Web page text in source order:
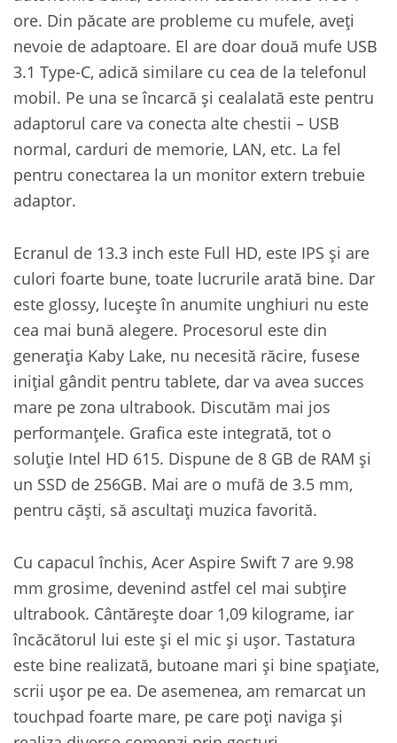
ore. Din păcate are probleme cu mufele, aveți
nevoie de adaptoare. El are doar două mufe USB
3.1 Type-C, adică similare cu cea de la telefonul
mobil. Pe una se încarcă și cealalată este pentru
adaptorul care va conecta alte chestii – USB
normal, carduri de memorie, LAN, etc. La fel
pentru conectarea la un monitor extern trebuie
adaptor.
Ecranul de 13.3 inch este Full HD, este IPS și are
culori foarte bune, toate lucrurile arată bine. Dar
este glossy, lucește în anumite unghiuri nu este
cea mai bună alegere. Procesorul este din
generația Kaby Lake, nu necesită răcire, fusese
inițial gândit pentru tablete, dar va avea succes
mare pe zona ultrabook. Discutăm mai jos
performanțele. Grafica este integrată, tot o
soluție Intel HD 615. Dispune de 8 GB de RAM și
un SSD de 256GB. Mai are o mufă de 3.5 mm,
pentru căști, să ascultați muzica favorită.
Cu capacul închis, Acer Aspire Swift 7 are 9.98
mm grosime, devenind astfel cel mai subțire
ultrabook. Cântărește doar 1,09 kilograme, iar
încăcătorul lui este și el mic și ușor. Tastatura
este bine realizată, butoane mari și bine spațiate,
scrii ușor pe ea. De asemenea, am remarcat un
touchpad foarte mare, pe care poți naviga și